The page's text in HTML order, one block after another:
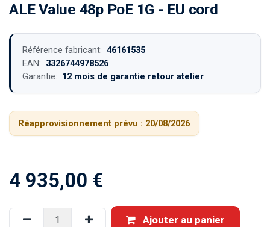
ALE Value 48p PoE 1G - EU cord
Référence fabricant: 46161535
EAN: 3326744978526
Garantie: 12 mois de garantie retour atelier
Réapprovisionnement prévu : 20/08/2026
4 935,00 €
Ajouter au panier